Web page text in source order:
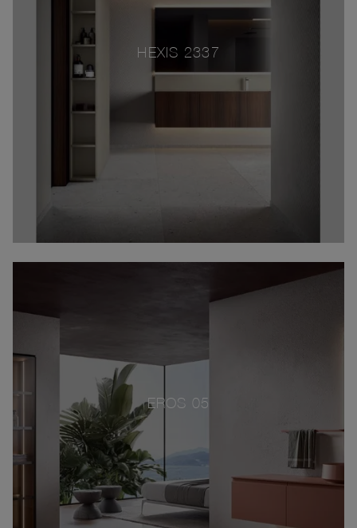
HEXIS 2337
EROS 05